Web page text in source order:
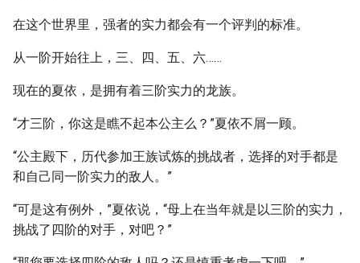
在这个世界里，强者的实力都会有一个评判的标准。
从一阶开始往上，三、四、五、六……
现在的夏依，是拥有着三阶实力的龙族。
“才三阶，你这是瞧不起本公主么？”夏依不屑一顾。
“公主殿下，历代参加王族试炼的挑战者，选择的对手都是
和自己同一阶实力的敌人。”
“可是这有例外，”夏依说，“母上在当年就是以三阶的实力，
挑战了四阶的对手，对吧？”